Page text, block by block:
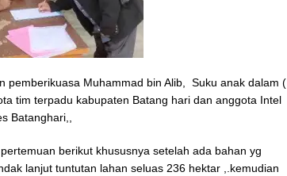
pemberikuasa Muhammad bin Alib, Suku anak dalam (
tim terpadu kabupaten Batang hari dan anggota Intel
Batanghari,,
berikut khususnya setelah ada bahan yg
lanjut tuntutan lahan seluas 236 hektar ,.kemudian